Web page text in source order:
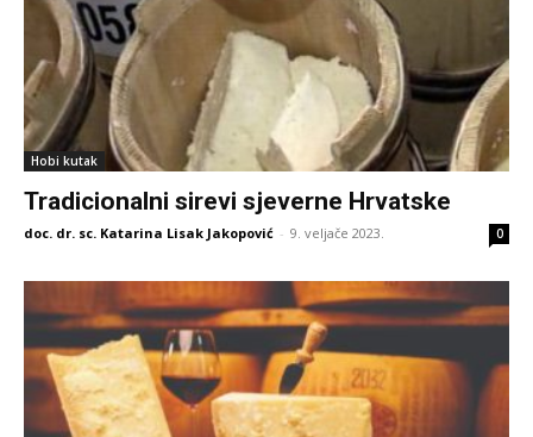
Hobi kutak
Tradicionalni sirevi sjeverne Hrvatske
doc. dr. sc. Katarina Lisak Jakopović - 9. veljače 2023. 0